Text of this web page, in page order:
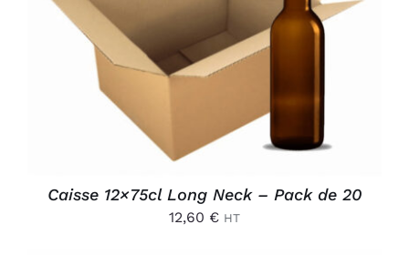
DÉTAILS
Caisse 12×75cl Long Neck – Pack de 20
12,60 € HT